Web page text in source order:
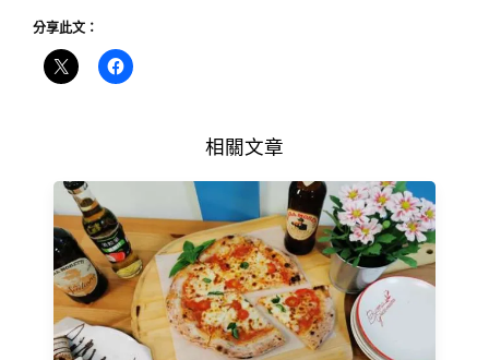
分享此文：
相關文章